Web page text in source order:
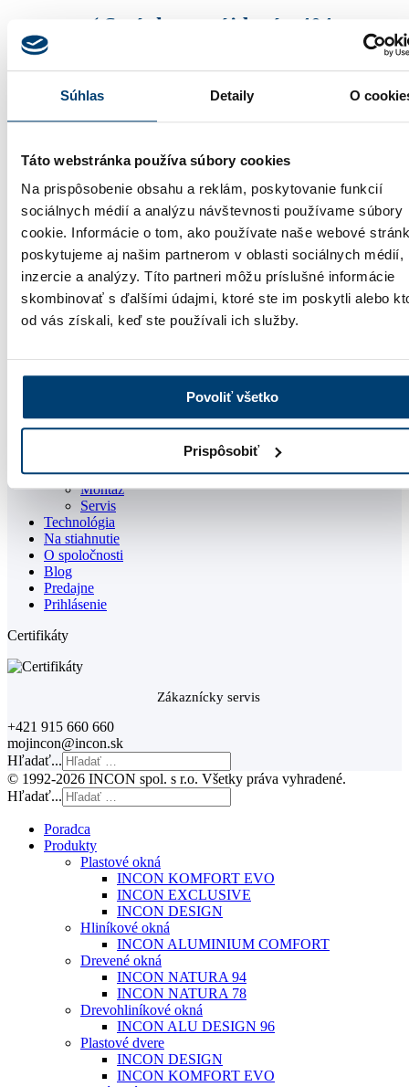
Súhlas Detaily O
Táto webstránka používa súbory cookies
Na prispôsobenie obsahu a reklám, poskytovanie funkcií
sociálnych médií a analýzu návštevnosti používame súbory
cookie. Informácie o tom, ako používate naše webové
poskytujeme aj našim partnerom v oblasti sociálnych médií,
inzercie a analýzy. Títo partneri môžu príslušné informácie
skombinovať s ďalšími údajmi, ktoré ste im poskytli alebo
od vás získali, keď ste používali ich služby.
Povoliť všetko
Prispôsobiť
:-( Stránka nenájdená - 404
Ospravedlňujeme sa, ale nemohli sme
nájsť stránku, ktorú hľadáte. Prosím,
skontrolujte, či ste správne zadali URL.
Hľadať...
Produkty
Hliníkové okná
Vchodové dvere
Zdvižno-posuvné dvere
Parapety
Rolety
Sieťky proti hmyzu
Predaj
Montáž
Servis
Technológia
Na stiahnutie
O spoločnosti
Blog
Predajne
Prihlásenie
Certifikáty
Zákaznícky servis
+421 915 660 660
mojincon@incon.sk
Hľadať...
© 1992-2026 INCON spol. s r.o. Všetky práva vyhradené.
Hľadať...
Poradca
Produkty
Plastové okná
INCON KOMFORT EVO
INCON EXCLUSIVE
INCON DESIGN
Hliníkové okná
INCON ALUMINIUM COMFORT
Drevené okná
INCON NATURA 94
INCON NATURA 78
Drevohliníkové okná
INCON ALU DESIGN 96
Plastové dvere
INCON DESIGN
INCON KOMFORT EVO